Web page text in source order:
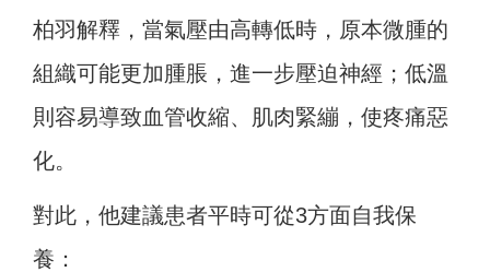
柏羽解釋，當氣壓由高轉低時，原本微腫的
組織可能更加腫脹，進一步壓迫神經；低溫
則容易導致血管收縮、肌肉緊繃，使疼痛惡
化。
對此，他建議患者平時可從3方面自我保
養：